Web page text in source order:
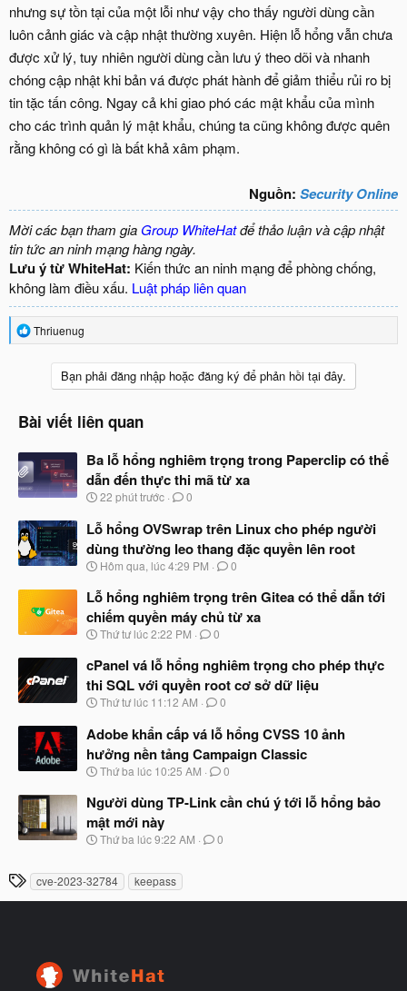
nhưng sự tồn tại của một lỗi như vậy cho thấy người dùng cần
luôn cảnh giác và cập nhật thường xuyên. Hiện lỗ hổng vẫn chưa
được xử lý, tuy nhiên người dùng cần lưu ý theo dõi và nhanh
chóng cập nhật khi bản vá được phát hành để giảm thiểu rủi ro bị
tin tặc tấn công. Ngay cả khi giao phó các mật khẩu của mình
cho các trình quản lý mật khẩu, chúng ta cũng không được quên
rằng không có gì là bất khả xâm phạm.
Nguồn: Security Online
Mời các bạn tham gia Group WhiteHatđể thảo luận và cập nhật
tin tức an ninh mạng hàng ngày.
Lưu ý từ WhiteHat: Kiến thức an ninh mạng để phòng chống,
không làm điều xấu. Luật pháp liên quan
R
e
o
n
:
Thriuenug
Bạn phải đăng nhập hoặc đăng ký để phản hồi tại đây.
Bài viết liên quan
Ba lỗ hổng nghiêm trọng trong Paperclip có thể
dẫn đến thực thi mã từ xa
N
à
y
b
ắ
đ
ầ
u
22 phút trước 0
Lỗ hổng OVSwrap trên Linux cho phép người
dùng thường leo thang đặc quyền lên root
N
à
b
ắ
đ
ầ
u
Hôm qua, lúc 4:29 PM 0
Lỗ hổng nghiêm trọng trên Gitea có thể dẫn tới
chiếm quyền máy chủ từ xa
N
à
b
ắ
đ
ầ
u
Thứ tư lúc 2:22 PM 0
cPanel vá lỗ hổng nghiêm trọng cho phép thực
thi SQL với quyền root cơ sở dữ liệu
N
à
y
b
ắ
đ
ầ
u
Thứ tư lúc 11:12 AM 0
Adobe khẩn cấp vá lỗ hổng CVSS 10 ảnh
hưởng nền tảng Campaign Classic
N
à
y
b
ắ
đ
ầ
u
Thứ ba lúc 10:25 AM 0
Người dùng TP-Link cần chú ý tới lỗ hổng bảo
mật mới này
N
y
u
Thứ ba lúc 9:22 AM 0
T
h
cve-2023-32784 keepass